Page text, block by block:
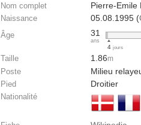
Nom complet Pierre-Emile
Naissance 05.08.1995 (
Âge 31
ans
4 jours
Taille 1.86m
Poste Milieu
Pied Droitier
Nationalité